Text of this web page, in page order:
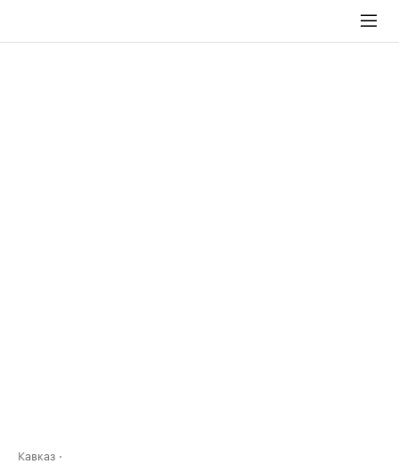
Кавказ